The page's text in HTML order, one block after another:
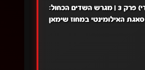
סולו לבלינג (עולה ברמות לבדי) פרק 3 | מגרש השדים הכחול:
סאגת האילומינטי במחוז שימאן